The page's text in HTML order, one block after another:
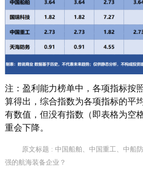
注：盈利能力榜单中，各项指标按
算得出，综合指数为各项指标的平
有数值，但没有指数（即表格为空
重会下降。
原文标题 : 中国船舶、中国重工、中
强的航海装备企业？